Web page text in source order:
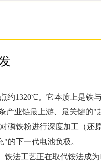
样品
约1320℃。它本质上是铁
产业链最上游、最关键的"
铁粉进行深度加工（还
的下一代电池负极。
法工艺正在取代铵法成